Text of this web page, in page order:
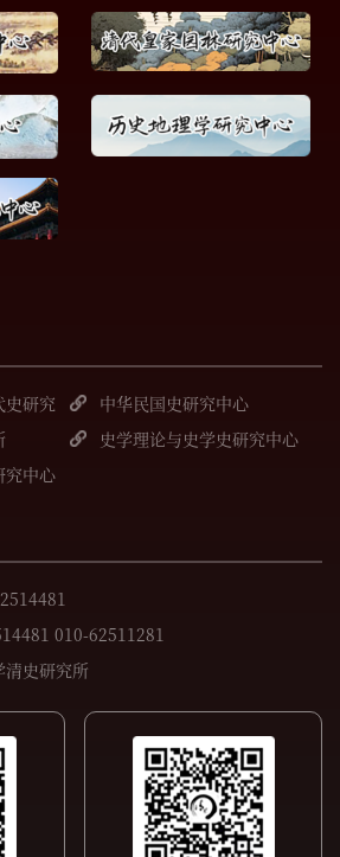
史研究
中华民国史研究中心
史学理论与史学史研究中心
究中心
010-62511281
史研究所